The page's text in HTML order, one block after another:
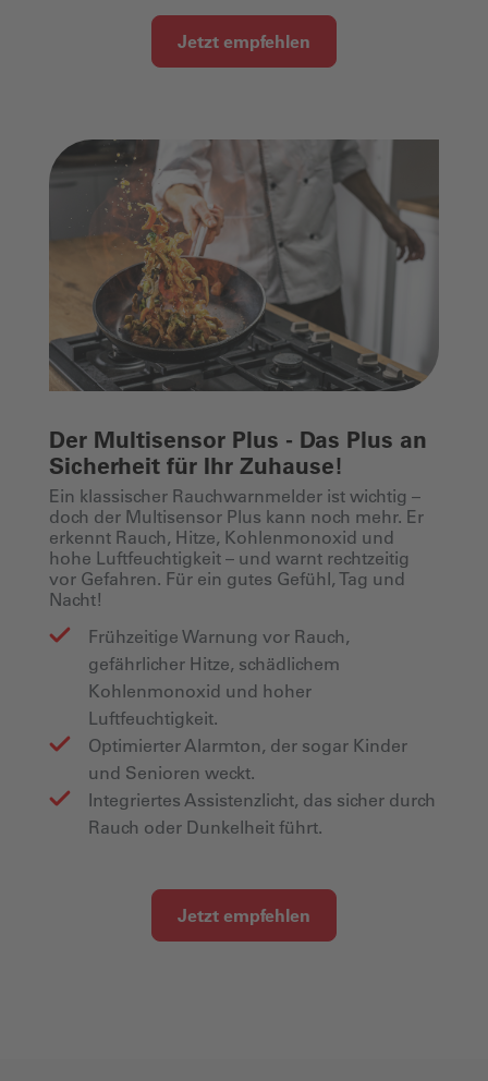
Jetzt empfehlen
Der Multisensor Plus - Das Plus an
Sicherheit für Ihr Zuhause!
Ein klassischer Rauchwarnmelder ist wichtig –
doch der Multisensor Plus kann noch mehr. Er
erkennt Rauch, Hitze, Kohlenmonoxid und
hohe Luftfeuchtigkeit – und warnt rechtzeitig
vor Gefahren. Für ein gutes Gefühl, Tag und
Nacht!
Frühzeitige Warnung vor Rauch,
gefährlicher Hitze, schädlichem
Kohlenmonoxid und hoher
Luftfeuchtigkeit.
Optimierter Alarmton, der sogar Kinder
und Senioren weckt.
Integriertes Assistenzlicht, das sicher durch
Rauch oder Dunkelheit führt.
Jetzt empfehlen